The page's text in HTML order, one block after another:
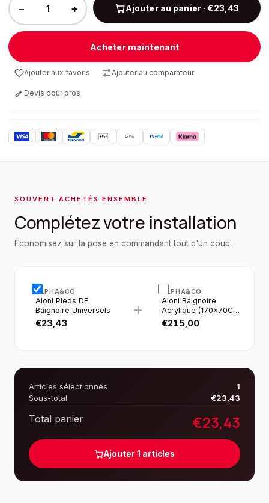
− + Ajouter au panier · €23,43
Acheter maintenant
Ajouter aux favoris Ajouter au comparateur
Devis pour pros
SOUVENT ACHETÉS ENSEMBLE
Complétez votre installation
Économisez sur la pose en commandant tout d'un coup.
ALPHA&CO
Aloni Pieds DE
Baignoire Universels
€23,43
+
ALPHA&CO
Aloni Baignoire
Acrylique (170×70CM
- H56.5CM)
€215,00
Articles sélectionnés
1
Sous-total
€23,43
Total panier €23,43
Ajouter1 articles